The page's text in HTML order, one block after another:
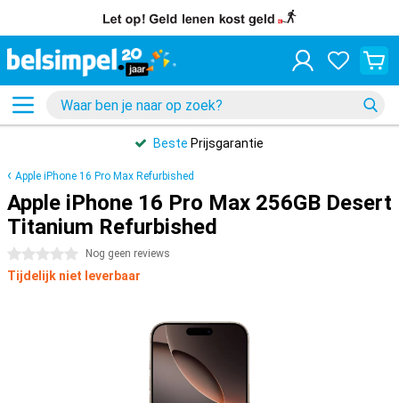
Beste Prijsgarantie
Apple iPhone 16 Pro Max Refurbished
Apple iPhone 16 Pro Max 256GB Desert
Titanium Refurbished
0 sterren Nog geen reviews
Tijdelijk niet leverbaar